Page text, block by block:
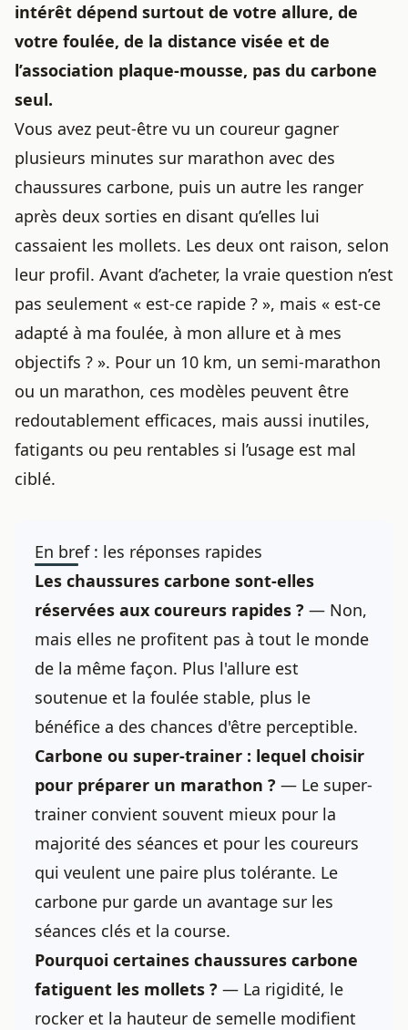
intérêt dépend surtout de votre allure, de
votre foulée, de la distance visée et de
l’association plaque-mousse, pas du carbone
seul.
Vous avez peut-être vu un coureur gagner
plusieurs minutes sur marathon avec des
chaussures carbone, puis un autre les ranger
après deux sorties en disant qu’elles lui
cassaient les mollets. Les deux ont raison, selon
leur profil. Avant d’acheter, la vraie question n’est
pas seulement « est-ce rapide ? », mais « est-ce
adapté à ma foulée, à mon allure et à mes
objectifs ? ». Pour un 10 km, un semi-marathon
ou un marathon, ces modèles peuvent être
redoutablement efficaces, mais aussi inutiles,
fatigants ou peu rentables si l’usage est mal
ciblé.
En bref : les réponses rapides
Les chaussures carbone sont-elles
réservées aux coureurs rapides ? — Non,
mais elles ne profitent pas à tout le monde
de la même façon. Plus l'allure est
soutenue et la foulée stable, plus le
bénéfice a des chances d'être perceptible.
Carbone ou super-trainer : lequel choisir
pour préparer un marathon ? — Le super-
trainer convient souvent mieux pour la
majorité des séances et pour les coureurs
qui veulent une paire plus tolérante. Le
carbone pur garde un avantage sur les
séances clés et la course.
Pourquoi certaines chaussures carbone
fatiguent les mollets ? — La rigidité, le
rocker et la hauteur de semelle modifient